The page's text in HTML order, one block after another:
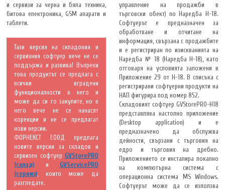
и сервизи за черна и бяла техника,
битова електроника, GSM апарати и
таблети.
Тази версия на складовия и
сервизния софтуер вече не се
поддържа и развива! Въпреки
това продуктът се предлага с
всички вградени
функционалности в него и
може да си го закупите, но в
него вече не се нанасят
корекции и не се предлагат
нови версии.
ФОРНЕКСТ ЕООД предлага
новите версии за складов и
сервизен софтуер GVStorePRO
(склад) и GVServicePRO
(сервиз) , които може да
разгледате.
управление на продажби в
търговски обект) по Наредба Н-18.
Софтуерът е предназначен за
обработване и отчитане на
информация, свързана с продажбите
и е регистриран по изискванията на
Наредба № 18 (Наредба Н-18), като
отговаря на условията заложени в
Приложение 29 от Н-18. В списъка с
регистрирани софтуерни продукти на
НАП фигурира под номер 852.
Складовият софтуер GVStorePRO-Н18
представлява настолно приложение
(Desktop application) и е
предназначено да обслужва
дейности, свързани с търговия на
едро и търговия на дребно.
Приложението се инсталира локално
на компютърна система с
операционна система MS Windows.
Софтуерът може да се използва